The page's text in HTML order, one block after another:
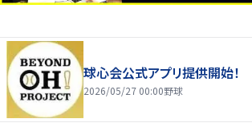
球心会公式アプリ提供開始！
2026/05/27 00:00野球